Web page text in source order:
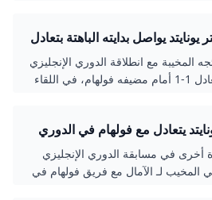
مانشستر يونايتد يواصل بدايته الباهتة بتعادل
المخيبة مع انطلاقة الدوري الإنجليزي
الممتاز، بعد أن اكتفى بالتعادل 1-1 أمام مضيفه فولهام، في اللقاء
يتعادل مع فولهام في الدوري
أخرى في مسابقة الدوري الإنجليزي
المخيب لـ الآمال مع فريق فولهام في